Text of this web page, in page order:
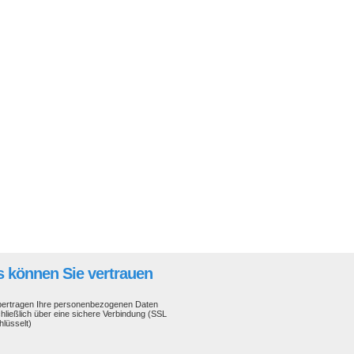
können Sie vertrauen
Ihre personenbezogenen Daten
über eine sichere Verbindung (SSL